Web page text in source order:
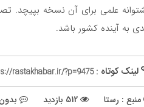
علمی برای آن نسخه بپیچد.
به آینده کشور باشد.
لینک کوتاه :rastakhabar.ir/?p=9475
منبع : رستا